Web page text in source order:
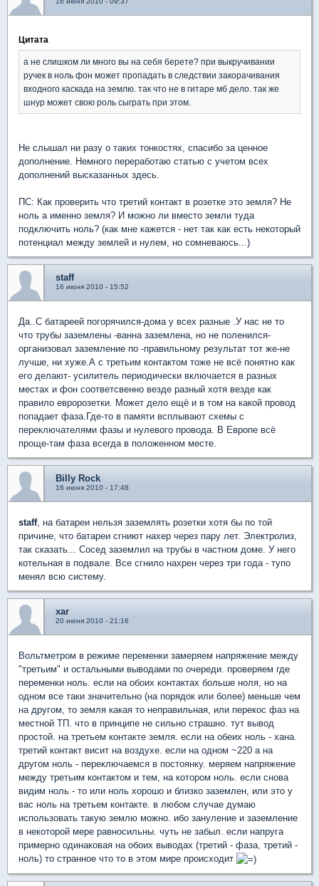
Цитата
а не слишком ли много вы на себя берете? при выкручивании
ручек в ноль фон может пропадать в следствии закорачивания
входного каскада на землю. так что не в гитаре мб дело. так же
шнур может свою роль сыграть при этом.
Не слышал ни разу о таких тонкостях, спасибо за ценное
дополнение. Немного переработаю статью с учетом всех
дополнений высказанных здесь.
ПС: Как проверить что третий контакт в розетке это земля? Не
ноль а именно земля? И можно ли вместо земли туда
подключить ноль? (как мне кажется - нет так как есть некоторый
потенциал между землей и нулем, но сомневаюсь...)
staff
16 июня 2010 - 15:52
Да..С батареей погорячился-дома у всех разные .У нас не то
что трубы заземлены -ванна заземлена, но не поленился-
организовал заземление по -правильному результат тот же-не
лучше, ни хуже.А с третьим контактом тоже не всё понятно как
его делают- усилитель периодически включается в разных
местах и фон соответсвенно везде разный хотя везде как
правило евророзетки. Может дело ещё и в том на какой провод
попадает фаза.Где-то в памяти всплывают схемы с
переключателями фазы и нулевого провода. В Европе всё
проще-там фаза всегда в положенном месте.
Billy Rock
16 июня 2010 - 17:48
staff, на батареи нельзя заземлять розетки хотя бы по той
причине, что батареи сгниют нахер через пару лет. Электролиз,
так сказать... Сосед заземлил на трубы в частном доме. У него
котельная в подвале. Все сгнило нахрен через три года - тупо
менял всю систему.
xar
20 июня 2010 - 21:16
Вольтметром в режиме переменки замеряем напряжение между
"третьим" и остальными выводами по очереди. проверяем где
переменки ноль. если на обоих контактах больше ноля, но на
одном все таки значительно (на порядок или более) меньше чем
на другом, то земля какая то неправильная, или перекос фаз на
местной ТП. что в принципе не сильно страшно. тут вывод
простой. на третьем контакте земля. если на обеих ноль - хана.
третий контакт висит на воздухе. если на одном ~220 а на
другом ноль - переключаемся в постоянку. меряем напряжение
между третьим контактом и тем, на котором ноль. если снова
видим ноль - то или ноль хорошо и близко заземлен, или это у
вас ноль на третьем контакте. в любом случае думаю
использовать такую землю можно. ибо зануление и заземление
в некоторой мере равносильны. чуть не забыл. если напруга
примерно одинаковая на обоих выводах (третий - фаза, третий -
ноль) то странное что то в этом мире происходит